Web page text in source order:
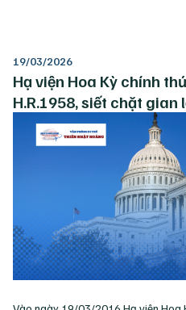
19/03/2026
Hạ viện Hoa Kỳ chính
H.R.1958, siết chặt gian